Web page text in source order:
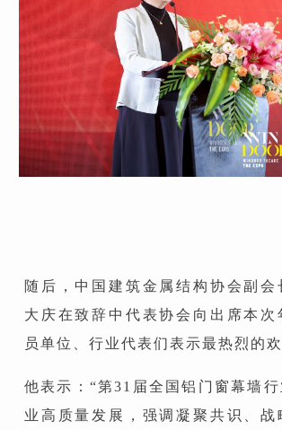
随后，中国建筑金属结构协会副会
大庆在致辞中代表协会向出席本次
员单位、行业代表们表示最热烈的欢
他表示：“第31届全国铝门窗幕墙
业高质量发展，强调凝聚共识、战